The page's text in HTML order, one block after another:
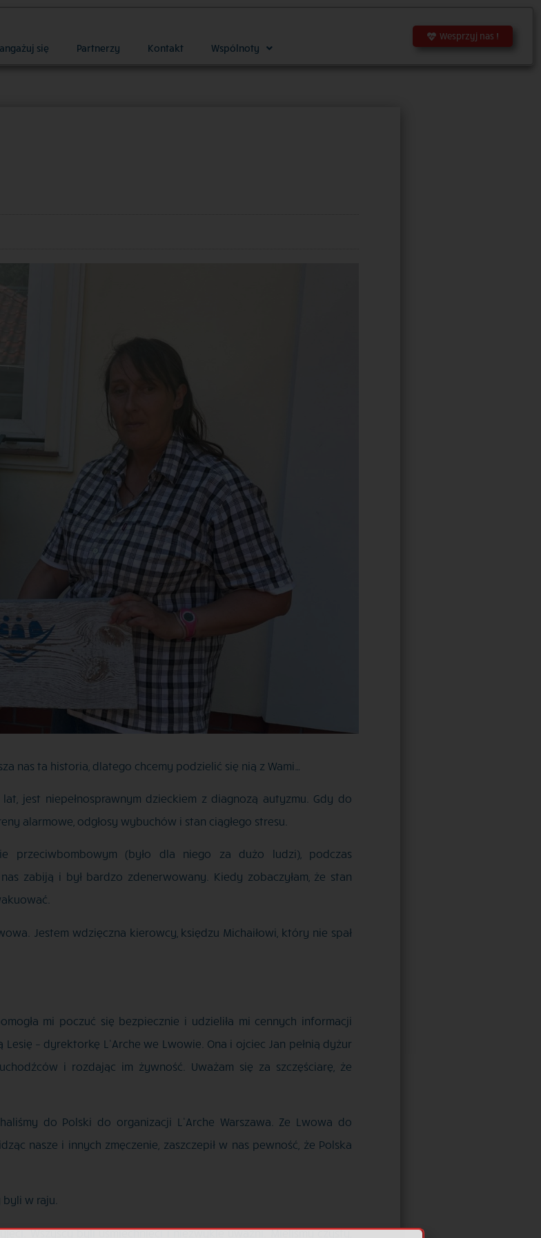
się Partnerzy Kontakt Wspólnoty
Wesprzyj nas !
nas ta historia, dlatego chcemy podzielić się nią z Wami…
jest niepełnosprawnym dzieckiem z diagnozą autyzmu. Gdy do
alarmowe, odgłosy wybuchów i stan ciągłego stresu.
przeciwbombowym (było dla niego za dużo ludzi), podczas
zabiją i był bardzo zdenerwowany. Kiedy zobaczyłam, że stan
Jestem wdzięczna kierowcy, księdzu Michaiłowi, który nie spał
mi poczuć się bezpiecznie i udzieliła mi cennych informacji
– dyrektorkę L’Arche we Lwowie. Ona i ojciec Jan pełnią dyżur
i rozdając im żywność. Uważam się za szczęściarę, że
do Polski do organizacji L’Arche Warszawa. Ze Lwowa do
nasze i innych zmęczenie, zaszczepił w nas pewność, że Polska
w raju.
Wszyscy byli uśmiechnięci i niezwykle uważni. Mieliśmy czysty,